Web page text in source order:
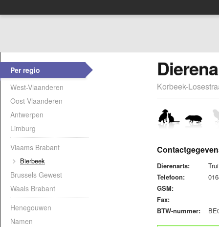
Per regio
West-Vlaanderen
Oost-Vlaanderen
Antwerpen
Limburg
Vlaams Brabant
Bierbeek
Brussels Gewest
Waals Brabant
Henegouwen
Namen
Korbeek-
Dierenarts:
Telefoon:
GSM:
Fax:
BTW-nummer: